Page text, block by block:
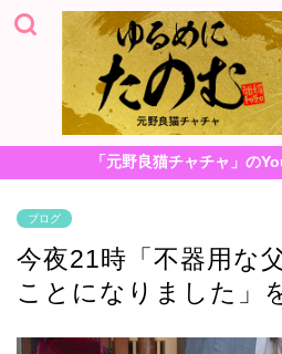
「元野良猫チャチャ」の
ブログ
今夜21時「不器用な
ことになりました」